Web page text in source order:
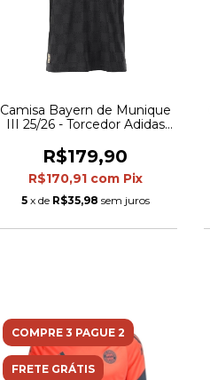
Camisa Bayern de Munique
III 25/26 - Torcedor Adidas
R$179,90
R$170,91 com Pix
5 x de R$35,98 sem juros
COMPRE 3 PAGUE 2
FRETE GRÁTIS